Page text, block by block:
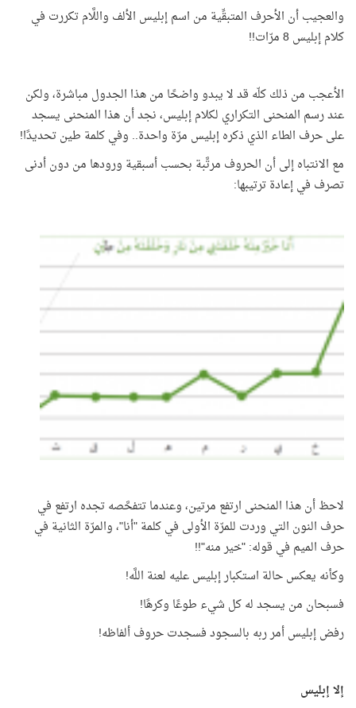
والعجيب أن الأحرف المتبقِّية من اسم إبليس الألف واللَّام تكررت في
كلام إبليس 8 مرّات!!
الأعجب من ذلك كلّه قد لا يبدو واضحًا من هذا الجدول مباشرة، ولكن
عند رسم المنحنى التكراري لكلام إبليس، نجد أن هذا المنحنى يسجد
على حرف الطاء الذي ذكره إبليس مرّة واحدة.. وفي كلمة طين تحديدًا!
مع الانتباه إلى أن الحروف مرتَّبة بحسب أسبقية ورودها من دون أدنى
تصرف في إعادة ترتيبها:
لاحظ أن هذا المنحنى ارتفع مرتين، وعندما تتفحَّصه تجده ارتفع في
حرف النون التي وردت للمرّة الأولى في كلمة "أنا"، والمرّة الثانية في
حرف الميم في قوله: "خير منه"!!
وكأنه يعكس حالة استكبار إبليس عليه لعنة اللَّه!
فسبحان من يسجد له كل شيء طوعًا وكرهًا!
رفض إبليس أمر ربه بالسجود فسجدت حروف ألفاظه!
إلا إبليس